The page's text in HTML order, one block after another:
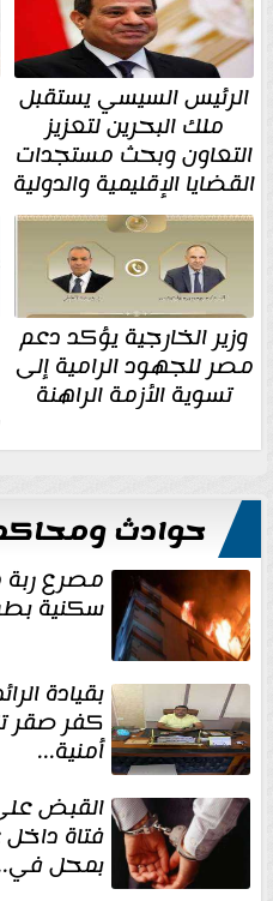
الرئيس السيسي يستقبل
ملك البحرين لتعزيز
التعاون وبحث مستجدات
القضايا الإقليمية والدولية
وزير الخارجية يؤكد دعم
مصر للجهود الرامية إلى
تسوية الأزمة الراهنة
حوادث
مصرع
سكنية
بقيادة
كفر صقر
أمنية...
القبض
فتاة
بمحل